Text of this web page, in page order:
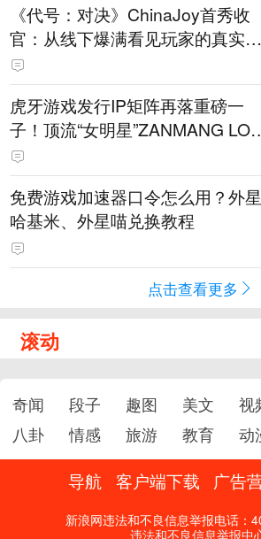
《代号：对决》ChinaJoy首秀收
官：从线下爆满看见玩家的真实期
待
虎牙游戏发行IP矩阵再落重磅一
子！顶流“女明星”ZANMANG
PY 正版3D消除手游《消消奇遇》
惊喜曝光
免费游戏加速器口令怎么用？外星
哈基米、外星喵兑换教程
点击查看更多
滚动
奇闻 段子 趣图 美文 视
八卦
情感 旅游 教育 动
导航 客户端下载 广告
新浪网违法和不良信息举报电话：
违法和不良信息举报中